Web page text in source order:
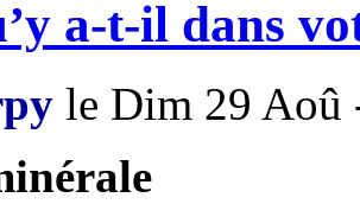
a-t-il dans
le Dim 29 Aoû